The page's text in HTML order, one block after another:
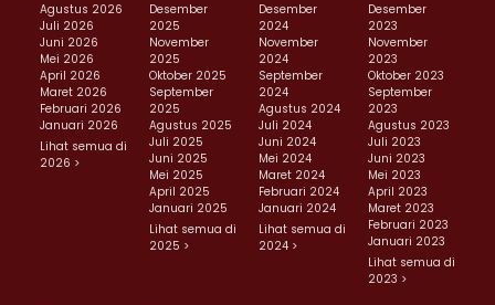
Agustus 2026
Juli 2026
Juni 2026
Mei 2026
April 2026
Maret 2026
Februari 2026
Januari 2026
Lihat semua di
2026 >
Desember
2025
November
2025
Oktober 2025
September
2025
Agustus 2025
Juli 2025
Juni 2025
Mei 2025
April 2025
Januari 2025
Lihat semua di
2025 >
Desember
2024
November
2024
September
2024
Agustus 2024
Juli 2024
Juni 2024
Mei 2024
Maret 2024
Februari 2024
Januari 2024
Lihat semua di
2024 >
Desember
2023
November
2023
Oktober 2023
September
2023
Agustus 2023
Juli 2023
Juni 2023
Mei 2023
April 2023
Maret 2023
Februari 2023
Januari 2023
Lihat semua di
2023 >